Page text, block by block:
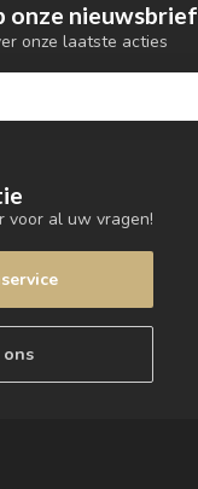
voor al uw vragen!
onze nieuwsbrief
onze laatste acties